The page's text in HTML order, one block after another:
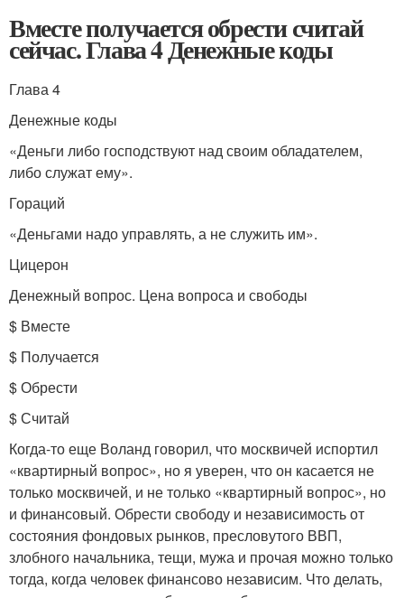
Вместе получается обрести считай
сейчас. Глава 4 Денежные коды
Глава 4
Денежные коды
«Деньги либо господствуют над своим обладателем,
либо служат ему».
Гораций
«Деньгами надо управлять, а не служить им».
Цицерон
Денежный вопрос. Цена вопроса и свободы
$ Вместе
$ Получается
$ Обрести
$ Считай
Когда-то еще Воланд говорил, что москвичей испортил
«квартирный вопрос», но я уверен, что он касается не
только москвичей, и не только «квартирный вопрос», но
и финансовый. Обрести свободу и независимость от
состояния фондовых рынков, пресловутого ВВП,
злобного начальника, тещи, мужа и прочая можно только
тогда, когда человек финансово независим. Что делать,